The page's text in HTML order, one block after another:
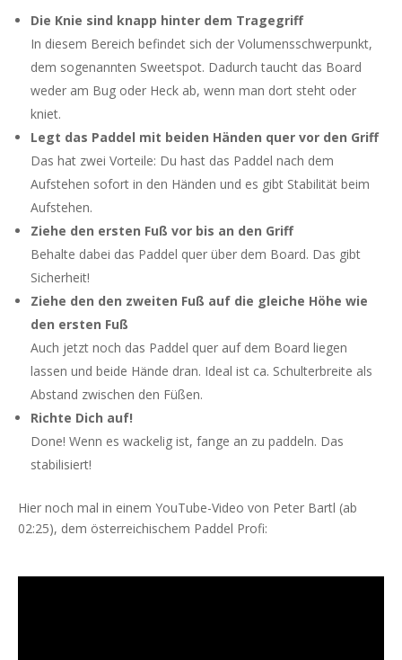
Die Knie sind knapp hinter dem Tragegriff
In diesem Bereich befindet sich der Volumensschwerpunkt,
dem sogenannten Sweetspot. Dadurch taucht das Board
weder am Bug oder Heck ab, wenn man dort steht oder
kniet.
Legt das Paddel mit beiden Händen quer vor den Griff
Das hat zwei Vorteile: Du hast das Paddel nach dem
Aufstehen sofort in den Händen und es gibt Stabilität beim
Aufstehen.
Ziehe den ersten Fuß vor bis an den Griff
Behalte dabei das Paddel quer über dem Board. Das gibt
Sicherheit!
Ziehe den den zweiten Fuß auf die gleiche Höhe wie
den ersten Fuß
Auch jetzt noch das Paddel quer auf dem Board liegen
lassen und beide Hände dran. Ideal ist ca. Schulterbreite als
Abstand zwischen den Füßen.
Richte Dich auf!
Done! Wenn es wackelig ist, fange an zu paddeln. Das
stabilisiert!
Hier noch mal in einem YouTube-Video von Peter Bartl (ab
02:25), dem österreichischem Paddel Profi: